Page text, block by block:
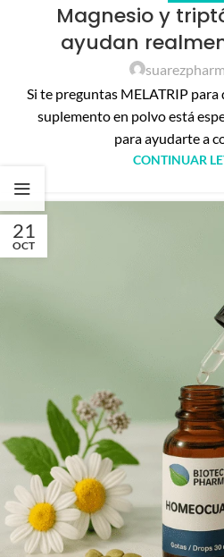
Magnesio y
ayudan
Si te preguntas MELATRIP
suplemento en polvo está
para ayudarte a
CONTINUAR
21
OCT